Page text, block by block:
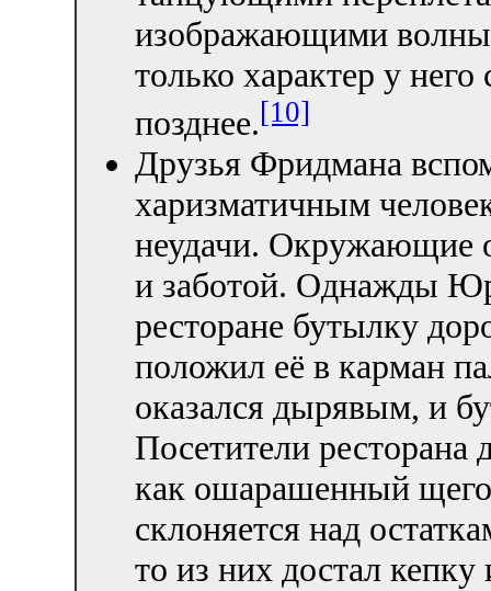
изображающими
только характер у
позднее.[10]
Друзья Фридмана
харизматичным
неудачи. Окружающие
и заботой. Однажды
ресторане бутылку
положил её в карман
оказался дырявым, и
Посетители ресторана
как ошарашенный
склоняется над
то из них достал